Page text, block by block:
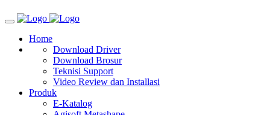
Home
Download Driver
Download Brosur
Teknisi Support
Video Review dan Installasi
Produk
E-Katalog